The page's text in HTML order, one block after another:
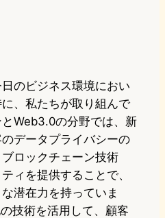
のビジネス環境におい
、私たちが取り組んで
Web3.0の分野では、新
データプライバシーの
ロックチェーン技術
ィを提供することで、
潜在力を持っていま
技術を活用して、顧客